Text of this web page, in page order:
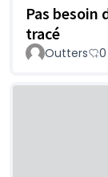
Pas besoin
tracé
Outters 0